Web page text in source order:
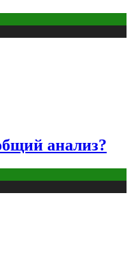
анализ?